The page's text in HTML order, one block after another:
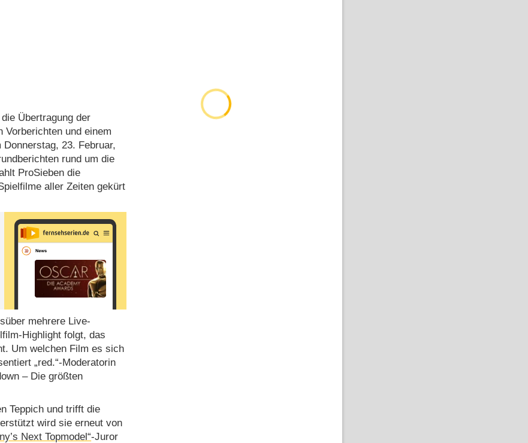
Übertragung der
und einem
23. Februar,
rund um die
ProSieben die
aller Zeiten gekürt
mehrere Live-
Highlight folgt, das
Um welchen Film es sich
„red.“-Moderatorin
– Die größten
Teppich und trifft die
wird sie erneut von
Next Topmodel“-Juror